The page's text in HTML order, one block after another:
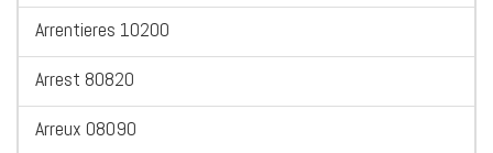
Arrentieres 10200
Arrest 80820
Arreux 08090